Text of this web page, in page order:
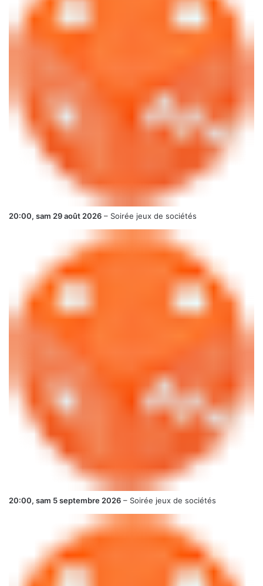
20:00, sam 29 août 2026 – Soirée jeux de sociétés
20:00, sam 5 septembre 2026 – Soirée jeux de sociétés